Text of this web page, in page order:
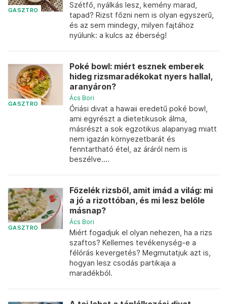
GASZTRO
Szétfő, nyálkás lesz, kemény marad,
tapad? Rizst főzni nem is olyan egyszerű,
és az sem mindegy, milyen fajtához
nyúlunk: a kulcs az éberség!
GASZTRO
Poké bowl: miért esznek emberek
hideg rizsmaradékokat nyers hallal,
aranyáron?
Ács Bori
Óriási divat a hawaii eredetű poké bowl,
ami egyrészt a dietetikusok álma,
másrészt a sok egzotikus alapanyag miatt
nem igazán környezetbarát és
fenntartható étel, az áráról nem is
beszélve....
GASZTRO
Főzelék rizsből, amit imád a világ: mi
a jó a rizottóban, és mi lesz belőle
másnap?
Ács Bori
Miért fogadjuk el olyan nehezen, ha a rizs
szaftos? Kellemes tevékenység-e a
félórás kevergetés? Megmutatjuk azt is,
hogyan lesz csodás partikaja a
maradékból.